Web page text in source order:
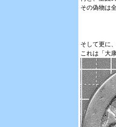
その偽物は
そして更に
これは「大